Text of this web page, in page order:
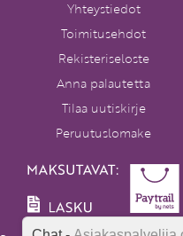
Yhteystiedot
Toimitusehdot
Rekisteriseloste
Anna palautetta
Tilaa uutiskirje
Peruutuslomake